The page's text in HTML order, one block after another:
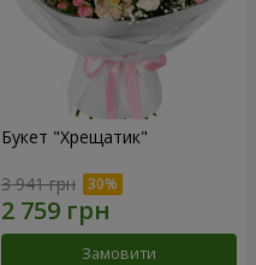
Букет "Хрещатик"
3 941 грн
Замовити